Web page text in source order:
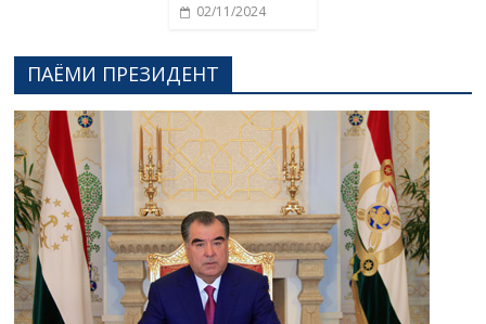
02/11/2024
ПАЁМИ ПРЕЗИДЕНТ